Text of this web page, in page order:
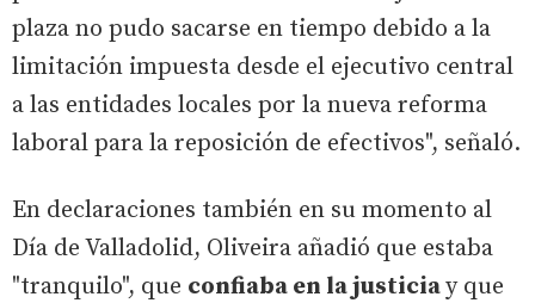
plaza no pudo sacarse en tiempo debido a la
limitación impuesta desde el ejecutivo central
a las entidades locales por la nueva reforma
laboral para la reposición de efectivos", señaló.
En declaraciones también en su momento al
Día de Valladolid, Oliveira añadió que estaba
"tranquilo", que confiaba en la justiciay que